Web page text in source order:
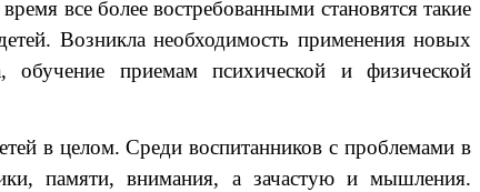
все более востребованными становятся такие
Возникла необходимость применения новых
обучение приемам психической и физической
в целом. Среди воспитанников с проблемами в
памяти, внимания, а зачастую и мышления.